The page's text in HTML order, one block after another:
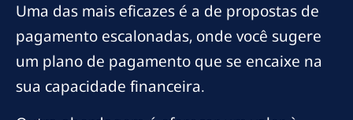
Uma das mais eficazes é a de propostas de
pagamento escalonadas, onde você sugere
um plano de pagamento que se encaixe na
sua capacidade financeira.